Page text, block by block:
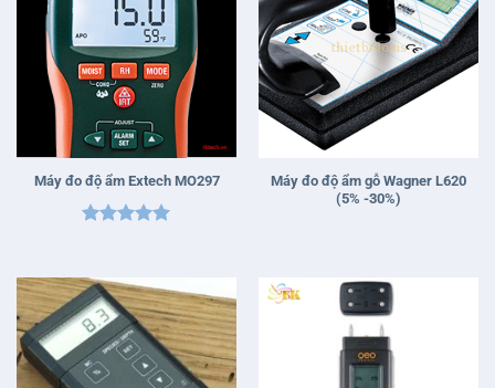
Máy đo độ ẩm Extech MO297
sao
Máy đo độ ẩm gỗ Wagner L620
(5% -30%)